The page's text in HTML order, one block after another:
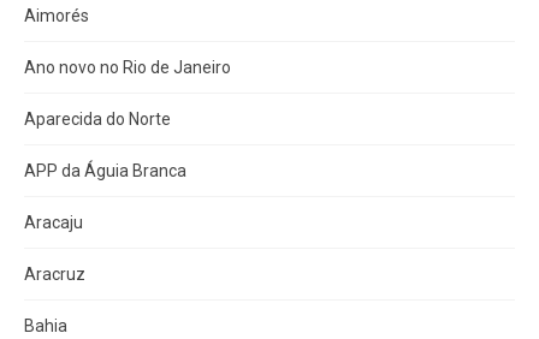
Aimorés
Ano novo no Rio de Janeiro
Aparecida do Norte
APP da Águia Branca
Aracaju
Aracruz
Bahia